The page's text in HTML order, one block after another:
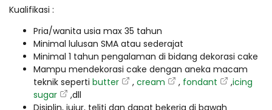
Kualifikasi :
Pria/wanita usia max 35 tahun
Minimal lulusan SMA atau sederajat
Minimal 1 tahun pengalaman di bidang dekorasi cake
Mampu mendekorasi cake dengan aneka macam
teknik seperti butter , cream , fondant ,icing
sugar
,dll
Disiplin, jujur, teliti dan dapat bekerja di bawah